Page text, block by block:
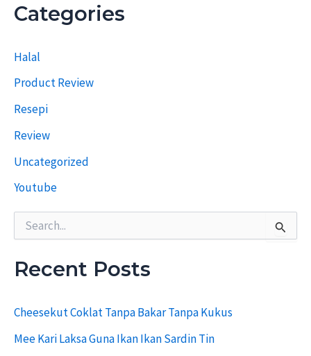
p
e
d
h
u
l
u
Categories
Halal
Product Review
Resepi
Review
Uncategorized
Youtube
r
c
o
:
Recent Posts
Cheesekut Coklat Tanpa Bakar Tanpa Kukus
Mee Kari Laksa Guna Ikan Ikan Sardin Tin